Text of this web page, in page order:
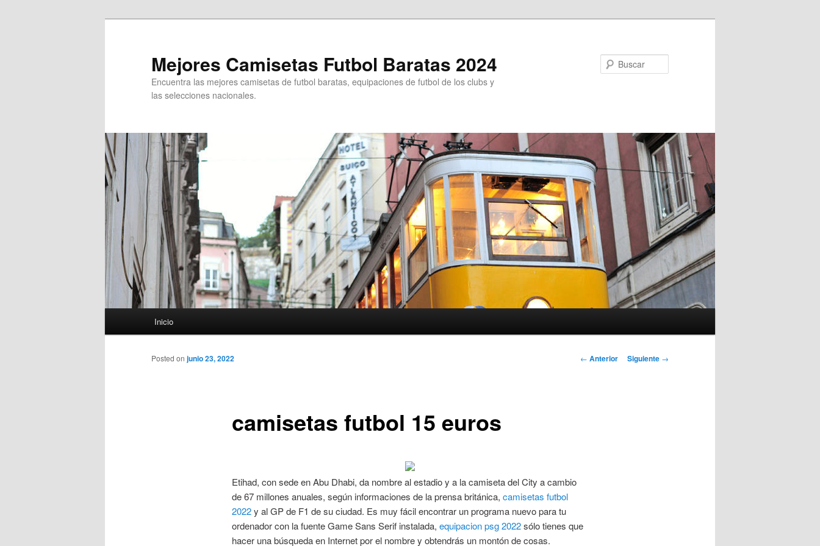
Mejores Camisetas Futbol Baratas 2024
Encuentra las mejores camisetas de futbol baratas, equipaciones de futbol de los clubs y
las selecciones nacionales.
Inicio
Navegación
← Anterior Siguiente →
camisetas futbol 15 euros
Posted on junio 23, 2022
Etihad, con sede en Abu Dhabi, da nombre al estadio y a la camiseta del City a cambio
de 67 millones anuales, según informaciones de la prensa británica, camisetas futbol
2022y al GP de F1 de su ciudad. Es muy fácil encontrar un programa nuevo para tu
ordenador con la fuente Game Sans Serif instalada, equipacion psg 2022sólo tienes que
hacer una búsqueda en Internet por el nombre y obtendrás un montón de cosas.